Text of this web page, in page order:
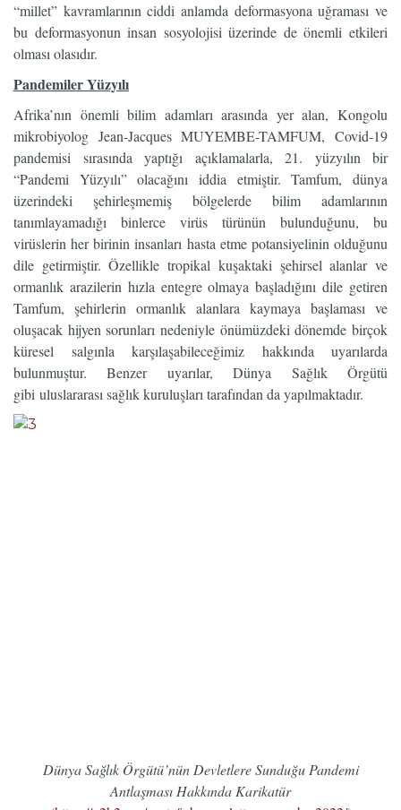
“millet” kavramlarının ciddi anlamda deformasyona uğraması ve
bu deformasyonun insan sosyolojisi üzerinde de önemli etkileri
olması olasıdır.
Pandemiler Yüzyılı
Afrika’nın önemli bilim adamları arasında yer alan, Kongolu
mikrobiyolog Jean-Jacques MUYEMBE-TAMFUM, Covid-19
pandemisi sırasında yaptığı açıklamalarla, 21. yüzyılın bir
“Pandemi Yüzyılı” olacağını iddia etmiştir. Tamfum, dünya
üzerindeki şehirleşmemiş bölgelerde bilim adamlarının
tanımlayamadığı binlerce virüs türünün bulunduğunu, bu
virüslerin her birinin insanları hasta etme potansiyelinin olduğunu
dile getirmiştir. Özellikle tropikal kuşaktaki şehirsel alanlar ve
ormanlık arazilerin hızla entegre olmaya başladığını dile getiren
Tamfum, şehirlerin ormanlık alanlara kaymaya başlaması ve
oluşacak hijyen sorunları nedeniyle önümüzdeki dönemde birçok
küresel salgınla karşılaşabileceğimiz hakkında uyarılarda
bulunmuştur. Benzer uyarılar, Dünya Sağlık Örgütü
gibi uluslararası sağlık kuruluşları tarafından da yapılmaktadır.
Dünya Sağlık Örgütü’nün Devletlere Sunduğu Pandemi
Antlaşması Hakkında Karikatür